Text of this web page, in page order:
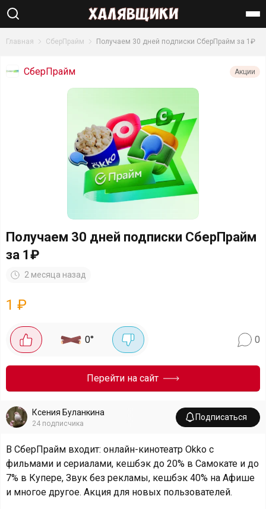
Найти
Главная СберПрайм Получаем 30 дней подписки СберПрайм за 1₽
СберПрайм Акции
Получаем 30 дней подписки СберПрайм
за 1₽
2 месяца назад
1 ₽
0° 0
Перейти на сайт
Ксения Буланкина
24 подписчика
Подписаться
В СберПрайм входит: онлайн-кинотеатр Okko с
фильмами и сериалами, кешбэк до 20% в Самокате и до
7% в Купере, Звук без рекламы, кешбэк 40% на Афише
и многое другое. Акция для новых пользователей.